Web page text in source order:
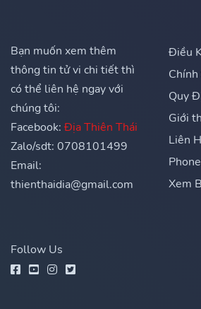
Bạn muốn xem thêm
thông tin tử vi chi tiết thì
có thể liên hệ ngay với
chúng tôi:
Facebook: Địa Thiên Thái
Zalo/sdt: 0708101499
Email:
thienthaidia@gmail.com
Điều
Quy
Giới
Liên
Xem
Follow Us